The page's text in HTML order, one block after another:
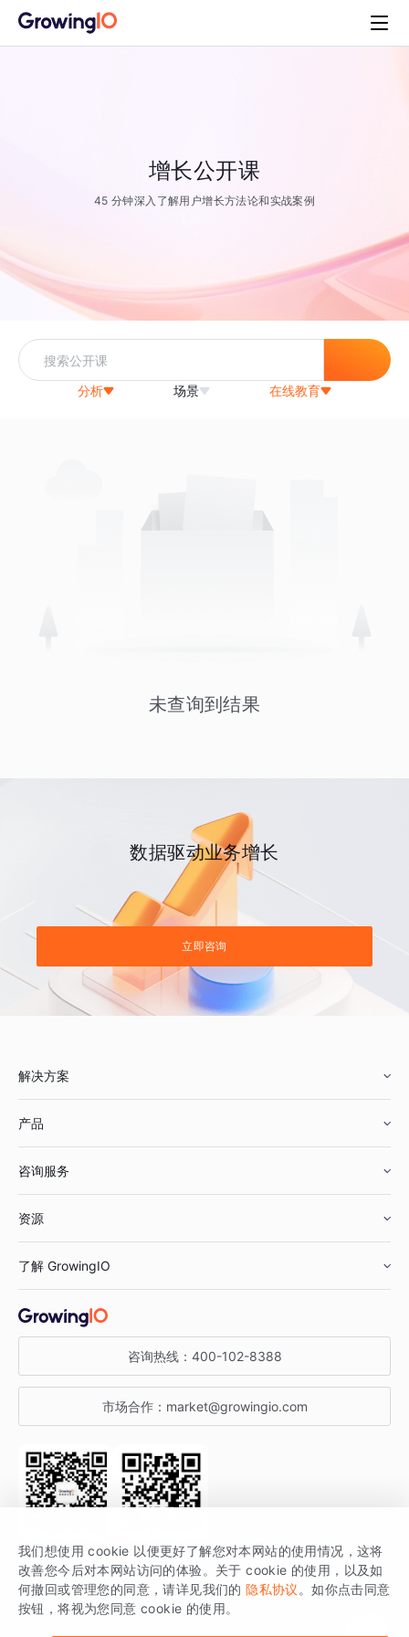
增长公开课
45 分钟深入了解用户增长方法论和实战案例
分析 场景 在线教育
未查询到结果
数据驱动业务增长
立即咨询
解决方案
鞋服行业
汽车行业
金融行业
产品
智能运营
获客分析
咨询服务
资源
增长公开课
增长博客
开发者文档
SDK 文档
场景指南
了解 GrowingIO
关于 GrowingIO
增长大会
行业活动
咨询热线： 400-102-8388
市场合作： market@growingio.com
关注公众号 获取更多干货
GrowingIO 是专注于数据智能分析与增长的品牌，核心平台为 GrowingIO
分析云。
我们想使用 cookie 以便更好了解您对本网站的使用情况，这将
改善您今后对本网站访问的体验。关于 cookie 的使用，以及如
何撤回或管理您的同意，请详见我们的 隐私协议 。如你点击同意
按钮，将视为您同意 cookie 的使用。